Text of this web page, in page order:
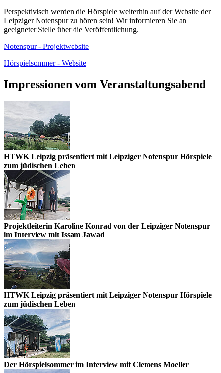
Perspektivisch werden die Hörspiele weiterhin auf der Website der
Leipziger Notenspur zu hören sein! Wir informieren Sie an
geeigneter Stelle über die Veröffentlichung.
Notenspur - Projektwebsite
Hörspielsommer - Website
Impressionen vom Veranstaltungsabend
HTWK Leipzig präsentiert mit Leipziger Notenspur Hörspiele
zum jüdischen Leben
Projektleiterin Karoline Konrad von der Leipziger Notenspur
im Interview mit Issam Jawad
HTWK Leipzig präsentiert mit Leipziger Notenspur Hörspiele
zum jüdischen Leben
Der Hörspielsommer im Interview mit Clemens Moeller